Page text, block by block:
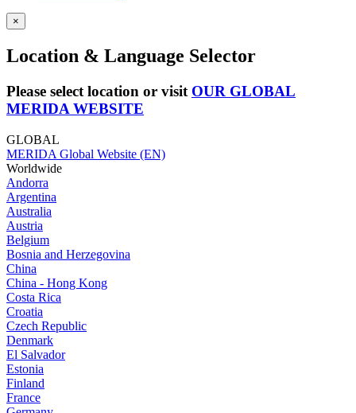
×
Location & Language Selector
Please select location or visit OUR GLOBAL
MERIDA WEBSITE
GLOBAL
MERIDA Global Website (EN)
Worldwide
Andorra
Argentina
Australia
Austria
Belgium
Bosnia and Herzegovina
China
China - Hong Kong
Costa Rica
Croatia
Czech Republic
Denmark
El Salvador
Estonia
Finland
France